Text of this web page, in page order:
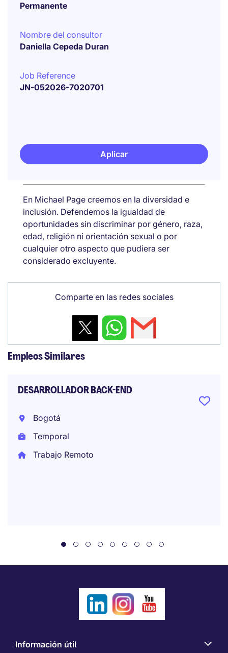
Permanente
Nombre del consultor
Daniella Cepeda Duran
Job Reference
JN-052026-7020701
Aplicar
En Michael Page creemos en la diversidad e
inclusión. Defendemos la igualdad de
oportunidades sin discriminar por género, raza,
edad, religión ni orientación sexual o por
cualquier otro aspecto que pudiera ser
considerado excluyente.
Comparte en las redes sociales
Empleos Similares
DESARROLLADOR BACK-END
Bogotá
Temporal
Trabajo Remoto
Información útil